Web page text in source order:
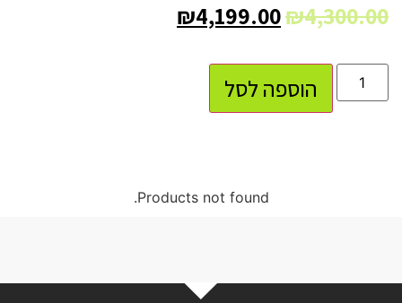
₪4,300.00
₪4,199.00
הוספה לסל
Products not found.